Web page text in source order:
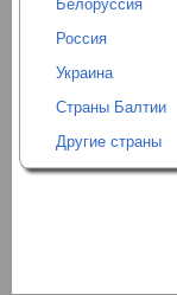
Россия
Украина
Страны Балтии
Другие страны